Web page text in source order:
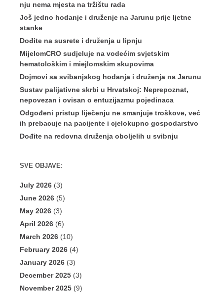
nju nema mjesta na tržištu rada
Još jedno hodanje i druženje na Jarunu prije ljetne
stanke
Dođite na susrete i druženja u lipnju
MijelomCRO sudjeluje na vodećim svjetskim
hematološkim i miejlomskim skupovima
Dojmovi sa svibanjskog hodanja i druženja na Jarunu
Sustav palijativne skrbi u Hrvatskoj: Neprepoznat,
nepovezan i ovisan o entuzijazmu pojedinaca
Odgođeni pristup liječenju ne smanjuje troškove, već
ih prebacuje na pacijente i cjelokupno gospodarstvo
Dođite na redovna druženja oboljelih u svibnju
SVE OBJAVE:
July 2026 (3)
June 2026 (5)
May 2026 (3)
April 2026 (6)
March 2026 (10)
February 2026 (4)
January 2026 (3)
December 2025 (3)
November 2025 (9)